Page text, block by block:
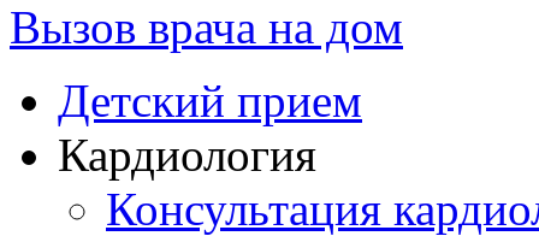
Вызов врача на дом
Детский прием
Кардиология
Консультация